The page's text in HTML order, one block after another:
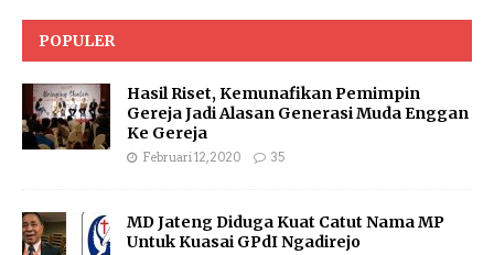
POPULER
Hasil Riset, Kemunafikan Pemimpin
Gereja Jadi Alasan Generasi Muda Enggan
Ke Gereja
Februari 12, 2020 35
MD Jateng Diduga Kuat Catut Nama MP
Untuk Kuasai GPdI Ngadirejo